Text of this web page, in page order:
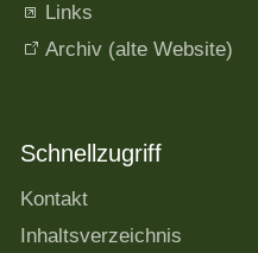
Links
Archiv (alte Website)
Schnellzugriff
Kontakt
Inhaltsverzeichnis